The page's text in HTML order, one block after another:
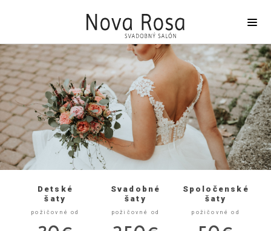
Detské
šaty
požičovné od
Svadobné
šaty
požičovné od
Spoločenské
šaty
požičovné od